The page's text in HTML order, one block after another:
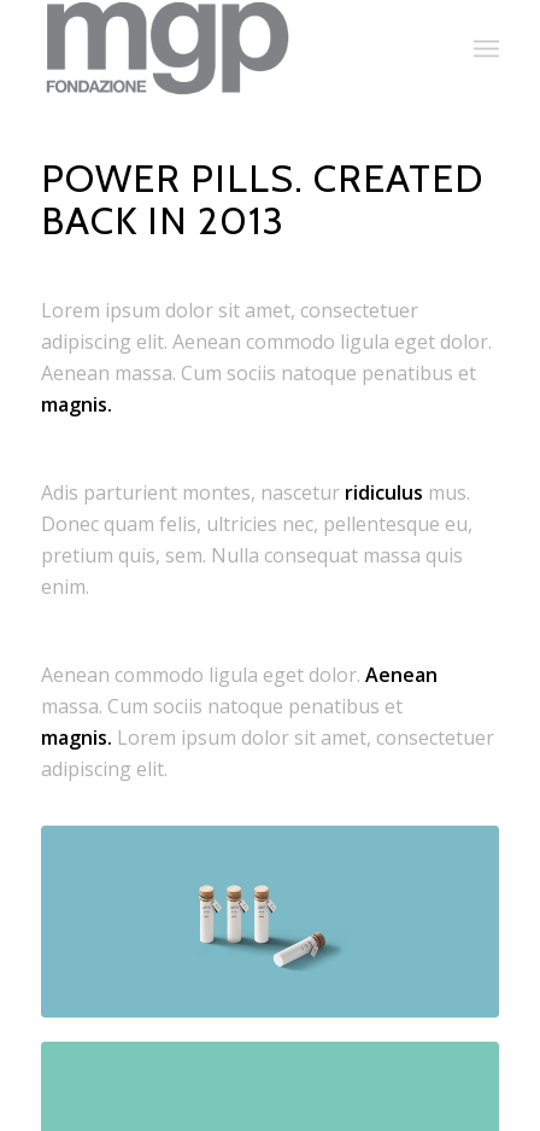
POWER PILLS. CREATED
BACK IN 2013
Lorem ipsum dolor sit amet, consectetuer
adipiscing elit. Aenean commodo ligula eget dolor.
Aenean massa. Cum sociis natoque penatibus et
magnis.
Adis parturient montes, nascetur ridiculus mus.
Donec quam felis, ultricies nec, pellentesque eu,
pretium quis, sem. Nulla consequat massa quis
enim.
Aenean commodo ligula eget dolor. Aenean
massa. Cum sociis natoque penatibus et
magnis. Lorem ipsum dolor sit amet, consectetuer
adipiscing elit.